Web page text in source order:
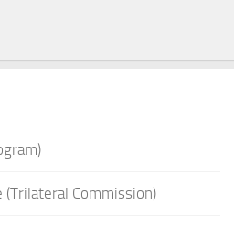
Commission)